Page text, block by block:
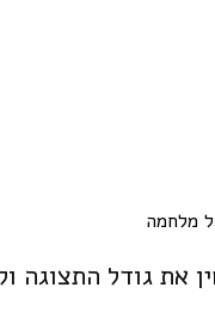
מלחמה
את גודל התצוגה